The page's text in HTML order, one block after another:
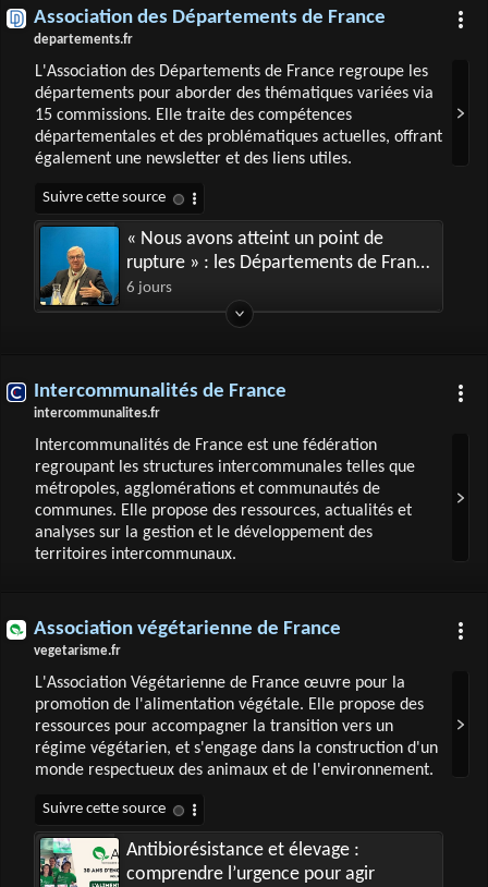
Association des Départements de France
departements.fr
L'Association des Départements de France regroupe les
départements pour aborder des thématiques variées via
15 commissions. Elle traite des compétences
départementales et des problématiques actuelles, offrant
également une newsletter et des liens utiles.
« Nous avons atteint un point de
rupture » : les Départements de France
appellent à repenser le financement
des SDIS
6 jours
Intercommunalités de France
intercommunalites.fr
Intercommunalités de France est une fédération
regroupant les structures intercommunales telles que
métropoles, agglomérations et communautés de
communes. Elle propose des ressources, actualités et
analyses sur la gestion et le développement des
territoires intercommunaux.
Association végétarienne de France
vegetarisme.fr
L'Association Végétarienne de France œuvre pour la
promotion de l'alimentation végétale. Elle propose des
ressources pour accompagner la transition vers un
régime végétarien, et s'engage dans la construction d'un
monde respectueux des animaux et de l'environnement.
Antibiorésistance et élevage :
comprendre l’urgence pour agir